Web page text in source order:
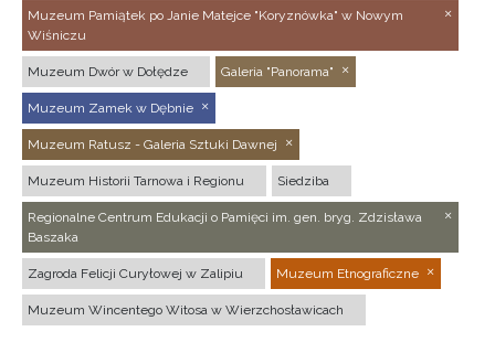
Muzeum Pamiątek po Janie Matejce "Koryznówka" w Nowym
Wiśniczu
Muzeum Dwór w Dołędze Galeria "Panorama"
Muzeum Zamek w Dębnie
Muzeum Ratusz - Galeria Sztuki Dawnej
Muzeum Historii Tarnowa i Regionu Siedziba
Regionalne Centrum Edukacji o Pamięci im. gen. bryg. Zdzisława
Baszaka
Zagroda Felicji Curyłowej w Zalipiu Muzeum Etnograficzne
Muzeum Wincentego Witosa w Wierzchosławicach